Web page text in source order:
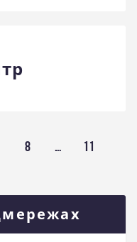
СТОРІНКА
8 … 11